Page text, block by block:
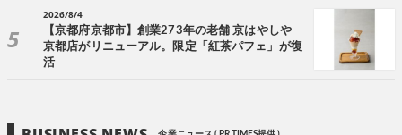
2026/8/4
【京都府京都市】創業273年の老舗 京はやしや
京都店がリニューアル。限定「紅茶パフェ」が復
活